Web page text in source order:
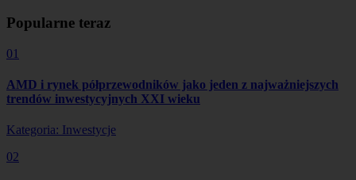
Popularne teraz
01
AMD i rynek półprzewodników jako jeden z najważniejszych
trendów inwestycyjnych XXI wieku
Kategoria: Inwestycje
02